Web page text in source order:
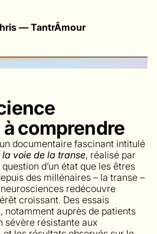
— TantrÂmour
comprendre
documentaire fascinant intitulé
voie de la transe, réalisé par
d’un état que les êtres
des millénaires – la transe –
redécouvre
croissant. Des essais
notamment auprès de patients
sévère résistante aux